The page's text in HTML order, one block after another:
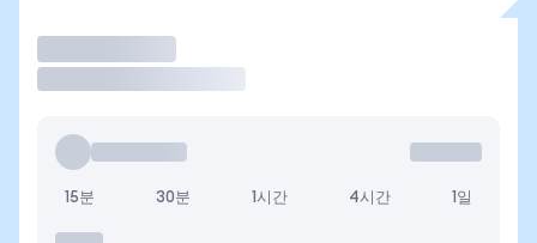
15분 30분 1시간 4시간 1일